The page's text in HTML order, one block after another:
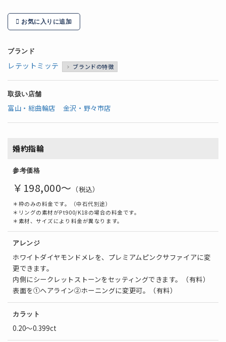
お気に入りに追加
ブランド
レテットミッテ ブランドの特徴
取扱い店舗
富山・総曲輪店 金沢・野々市店
婚約指輪
参考価格
￥198,000～ （税込）
＊枠のみの料金です。（中石代別途）
＊リングの素材がPt900/K18の場合の料金です。
＊素材、サイズにより料金が異なります。
アレンジ
ホワイトダイヤモンドメレを、プレミアムピンクサファイアに変
更できます。
内側にシークレットストーンをセッティングできます。（有料）
表面を①ヘアライン②ホーニングに変更可。（有料）
カラット
0.20～0.399ct